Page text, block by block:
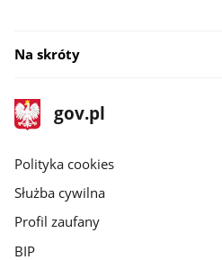
Na skróty
stopka
gov.pl
Strona
gov.pl
gov.pl
Polityka cookies
Służba cywilna
Profil zaufany
BIP